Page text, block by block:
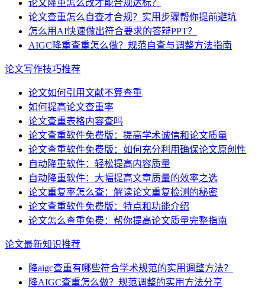
论文降重怎么改才能合规达标？
论文查重怎么自查才合规？实用步骤帮你提前避坑
怎么用AI快速做出符合要求的答辩PPT？
AIGC降重查重怎么做？规范自查与调整方法指南
论文写作技巧推荐
论文如何引用文献不算查重
如何提高论文查重率
论文查重表格内容查吗
论文查重软件免费版：提高学术诚信和论文质量
论文查重软件免费版：如何充分利用确保论文原创性
自动降重软件：轻松提高内容质量
自动降重软件：大幅提高文章质量的效率之选
论文重复率怎么查：解读论文重复检测的秘密
论文查重软件免费版：特点和功能介绍
论文怎么查重免费：帮你提高论文质量完整指南
论文最新知识推荐
降aigc查重有哪些符合学术规范的实用调整方法？
降AIGC查重怎么做？规范调整的实用方法分享